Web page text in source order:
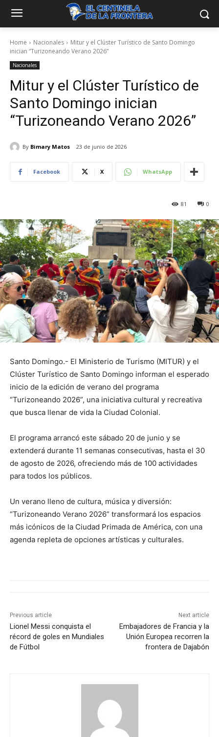
Home Nacionales
Mitur y el Clúster Turístico de Santo Domingo
inician “Turizoneando Verano 2026”
Nacionales
Mitur y el Clúster Turístico de
Santo Domingo inician
“Turizoneando Verano 2026”
By Bimary Matos 23 de junio de 2026
Facebook X WhatsApp
0
81
Santo Domingo.- El Ministerio de Turismo (MITUR) y el
Clúster Turístico de Santo Domingo informan el esperado
inicio de la edición de verano del programa
“Turizoneando 2026”, una iniciativa cultural y recreativa
que busca llenar de vida la Ciudad Colonial.
El programa arrancó este sábado 20 de junio y se
extenderá durante 11 semanas consecutivas, hasta el 30
de agosto de 2026, ofreciendo más de 100 actividades
para todos los públicos.
Un verano lleno de cultura, música y diversión:
“Turizoneando Verano 2026” transformará los espacios
más icónicos de la Ciudad Primada de América, con una
agenda repleta de opciones artísticas y culturales.
Previous article
Lionel Messi conquista el
récord de goles en Mundiales
de Fútbol
Next article
Embajadores de Francia y la
Unión Europea recorren la
frontera de Dajabón